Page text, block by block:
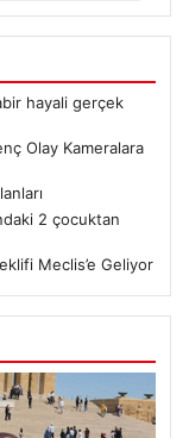
hayali gerçek
Olay Kameralara
2 çocuktan
Meclis’e Geliyor